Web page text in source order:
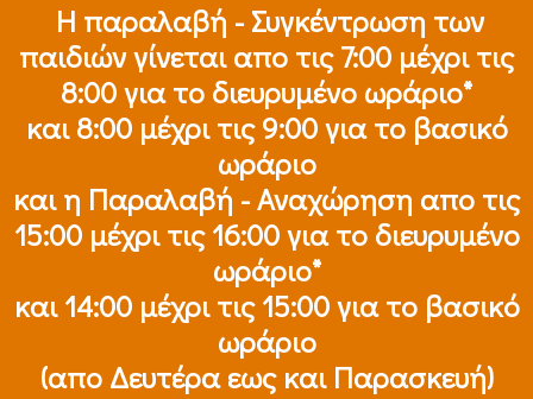
Η παραλαβή - Συγκέντρωση των
παιδιών γίνεται απο τις 7:00 μέχρι τις
8:00 για το διευρυμένο ωράριο*
και 8:00 μέχρι τις 9:00 για το βασικό
ωράριο
και η Παραλαβή - Αναχώρηση απο τις
15:00 μέχρι τις 16:00 για το διευρυμένο
ωράριο*
και 14:00 μέχρι τις 15:00 για το βασικό
ωράριο
(απο Δευτέρα εως και Παρασκευή)